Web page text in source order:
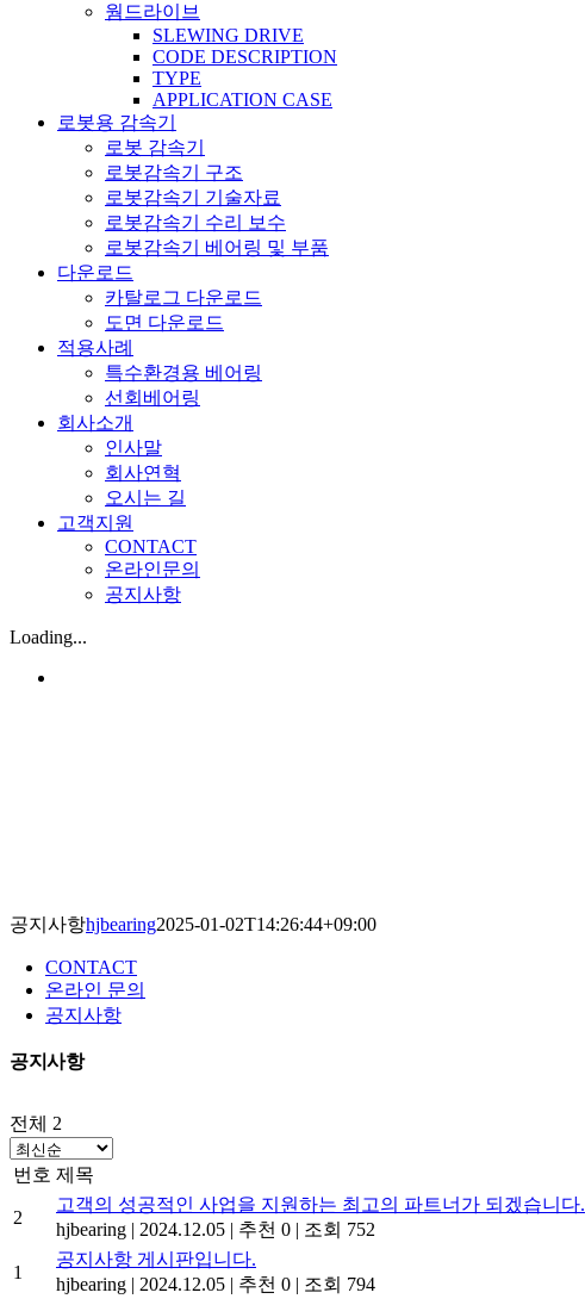
웜드라이브
SLEWING DRIVE
CODE DESCRIPTION
TYPE
APPLICATION CASE
로봇용 감속기
로봇 감속기
로봇감속기 구조
로봇감속기 기술자료
로봇감속기 수리 보수
로봇감속기 베어링 및 부품
다운로드
카탈로그 다운로드
도면 다운로드
적용사례
특수환경용 베어링
선회베어링
회사소개
인사말
회사연혁
오시는 길
고객지원
CONTACT
온라인문의
공지사항
Loading...
공지사항hjbearing2025-01-02T14:26:44+09:00
CONTACT
온라인 문의
공지사항
공지사항
전체 2
번호 제목
2
고객의 성공적인 사업을 지원하는 최고의 파트너가 되겠습니다.
hjbearing | 2024.12.05 | 추천 0 | 조회 752
1
공지사항 게시판입니다.
hjbearing | 2024.12.05 | 추천 0 | 조회 794